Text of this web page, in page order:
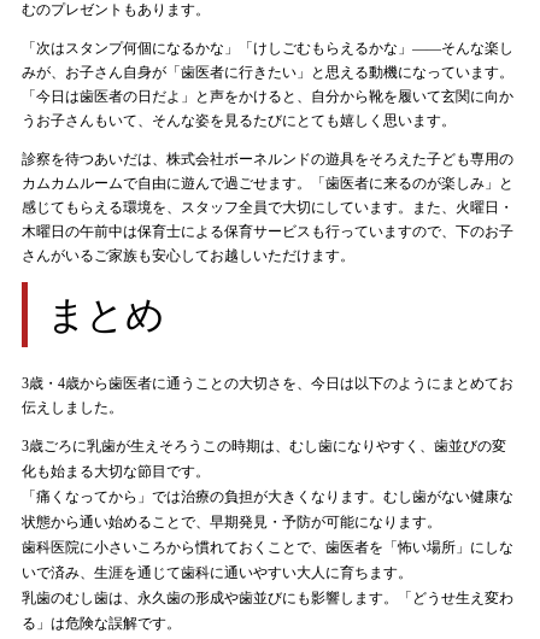
むのプレゼントもあります。
「次はスタンプ何個になるかな」「けしごむもらえるかな」——そんな楽し
みが、お子さん自身が「歯医者に行きたい」と思える動機になっています。
「今日は歯医者の日だよ」と声をかけると、自分から靴を履いて玄関に向か
うお子さんもいて、そんな姿を見るたびにとても嬉しく思います。
診察を待つあいだは、株式会社ボーネルンドの遊具をそろえた子ども専用の
カムカムルームで自由に遊んで過ごせます。「歯医者に来るのが楽しみ」と
感じてもらえる環境を、スタッフ全員で大切にしています。また、火曜日・
木曜日の午前中は保育士による保育サービスも行っていますので、下のお子
さんがいるご家族も安心してお越しいただけます。
まとめ
3歳・4歳から歯医者に通うことの大切さを、今日は以下のようにまとめてお
伝えしました。
3歳ごろに乳歯が生えそろうこの時期は、むし歯になりやすく、歯並びの変
化も始まる大切な節目です。
「痛くなってから」では治療の負担が大きくなります。むし歯がない健康な
状態から通い始めることで、早期発見・予防が可能になります。
歯科医院に小さいころから慣れておくことで、歯医者を「怖い場所」にしな
いで済み、生涯を通じて歯科に通いやすい大人に育ちます。
乳歯のむし歯は、永久歯の形成や歯並びにも影響します。「どうせ生え変わ
る」は危険な誤解です。